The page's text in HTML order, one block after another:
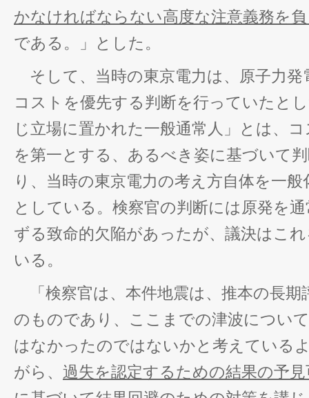
かなければならない高度な注意義務を
である。」とした。
そして、当時の東京電力は、原子力発
コストを優先する判断を行っていたと
じ立場に置かれた一般通常人」とは、
を第一とする、あるべき姿に基づいて
り、当時の東京電力の考え方自体を一
としている。検察官の判断には原発を
ずる致命的欠陥があったが、議決はこ
いる。
「検察官は、本件地震は、推本の長期
のものであり、ここまでの津波につい
はなかったのではないかと考えている
がら、 過失を認定するための結果の予